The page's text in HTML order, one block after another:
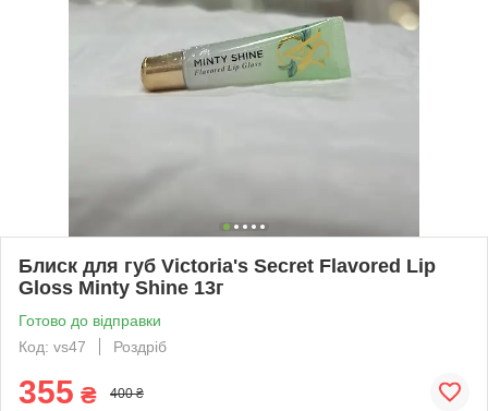
Блиск для губ Victoria's Secret Flavored Lip
Gloss Minty Shine 13г
Готово до відправки
Код: vs47
Роздріб
355 ₴ 400 ₴